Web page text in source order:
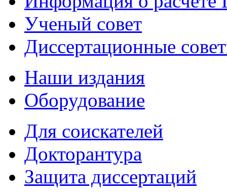
Ученый совет
Диссертационные
Наши издания
Оборудование
Для соискателей
Докторантура
Защита диссертаций